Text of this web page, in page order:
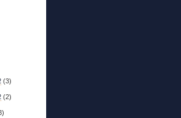
(3)
(2)